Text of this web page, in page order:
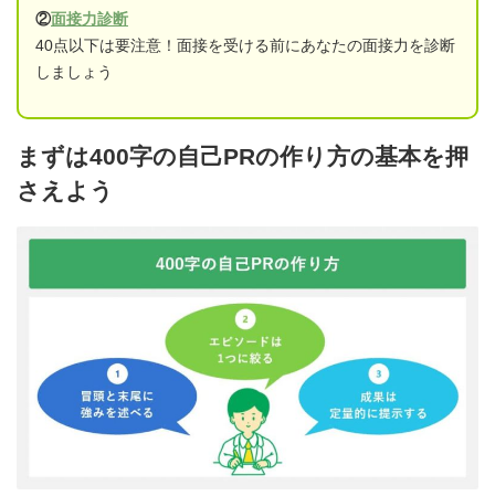
②面接力診断
40点以下は要注意！面接を受ける前にあなたの面接力を診断
しましょう
まずは400字の自己PRの作り方の基本を押
さえよう